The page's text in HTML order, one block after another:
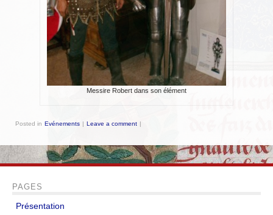
EVÉNEMENTS
NOS ARTICLES
Test d’un sac de transport
L’abbaye de Tintern
Le pont de Monnow
Messire Robert dans son élément
Posted in Evénements | Leave a comment |
PAGES
Présentation